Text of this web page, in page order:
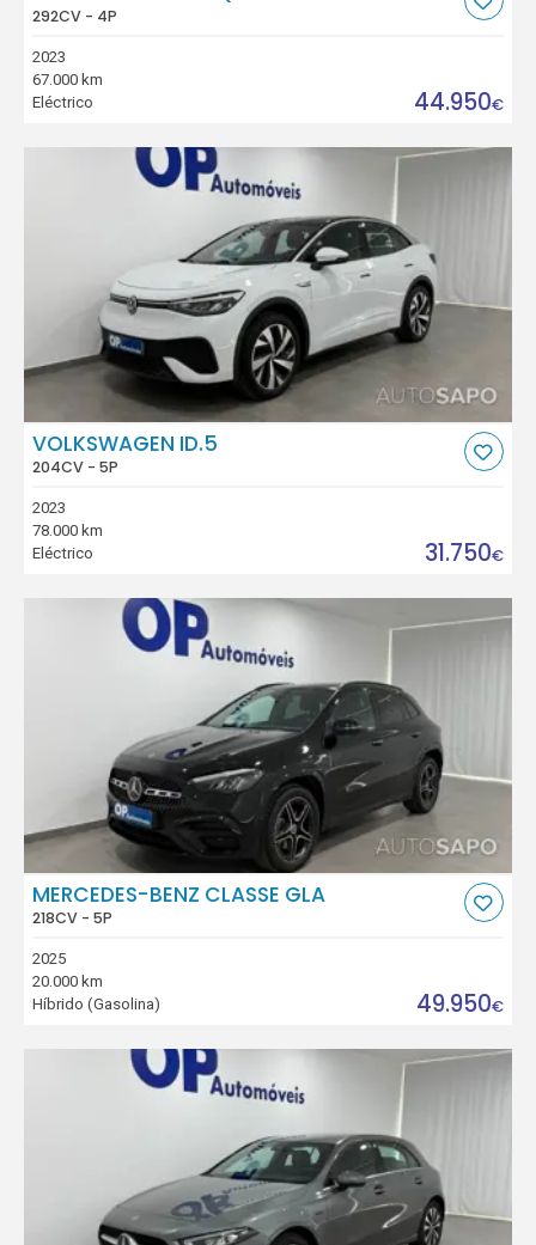
292CV - 4P
2023
67.000 km
Eléctrico
44.950€
VOLKSWAGEN ID.5
204CV - 5P
2023
78.000 km
Eléctrico
31.750€
MERCEDES-BENZ CLASSE GLA
218CV - 5P
2025
20.000 km
Híbrido (Gasolina)
49.950€